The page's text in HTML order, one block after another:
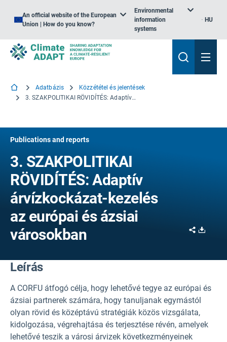
An official website of the European
Union | How do you know?
Environmental
information
systems
HU
Adatbázis
Közzététel és jelentések
3. SZAKPOLITIKAI RÖVIDÍTÉS: Adaptív árvízkockázat-kezelés az európai és ázsiai városokban
Publications and reports
3. SZAKPOLITIKAI
RÖVIDÍTÉS: Adaptív
árvízkockázat-kezelés
az európai és ázsiai
városokban
Share
Leírás
A CORFU átfogó célja, hogy lehetővé tegye az európai és
ázsiai partnerek számára, hogy tanuljanak egymástól
olyan rövid és középtávú stratégiák közös vizsgálata,
kidolgozása, végrehajtása és terjesztése révén, amelyek
lehetővé teszik a városi árvizek következményeinek